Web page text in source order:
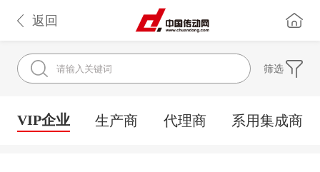
返回
筛选
VIP企业 生产商 代理商 系用集成商